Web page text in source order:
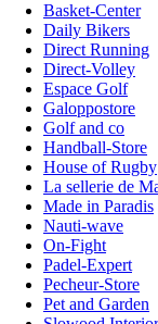
Basket-Center
Daily Bikers
Direct Running
Direct-Volley
Espace Golf
Galoppostore
Golf and co
Handball-Store
House of Rugby
La sellerie de
Made in Paradis
Nauti-wave
On-Fight
Padel-Expert
Pecheur-Store
Pet and Garden